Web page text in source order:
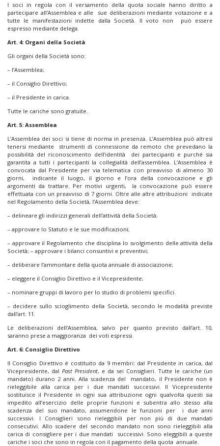
I soci in regola con il versamento della quota sociale hanno diritto a
partecipare all’Assemblea e alle sue deliberazioni mediante votazione e a
tutte le manifestazioni indette dalla Società. Il voto non può essere
espresso mediante delega.
Art. 4: Organi della Società
Gli organi della Società sono:
– l’Assemblea;
– il Consiglio Direttivo;
– il Presidente in carica.
Tutte le cariche sono gratuite.
Art. 5: Assemblea
L’Assemblea dei soci si tiene di norma in presenza. L’Assemblea può altresì
tenersi mediante strumenti di connessione da remoto che prevedano la
possibilità del riconoscimento dell’identità dei partecipanti e purché sia
garantita a tutti i partecipanti la collegialità dell’assemblea. L’Assemblea è
convocata dal Presidente per via telematica con preavviso di almeno 30
giorni, indicante il luogo, il giorno e l’ora della convocazione e gli
argomenti da trattare. Per motivi urgenti, la convocazione può essere
effettuata con un preavviso di 7 giorni. Oltre alle altre attribuzioni indicate
nel Regolamento della Società, l’Assemblea deve:
– delineare gli indirizzi generali dell’attività della Società;
– approvare lo Statuto e le sue modificazioni;
– approvare il Regolamento che disciplina lo svolgimento delle attività della
Società; – approvare i bilanci consuntivi e preventivi;
– deliberare l’ammontare della quota annuale di associazione;
– eleggere il Consiglio Direttivo e il Vicepresidente;
– nominare gruppi di lavoro per lo studio di problemi specifici.
– decidere sullo scioglimento della Società, secondo le modalità previste
dall’art. 11.
Le deliberazioni dell’Assemblea, salvo per quanto previsto dall’art. 10,
saranno prese a maggioranza dei voti espressi.
Art. 6: Consiglio Direttivo
Il Consiglio Direttivo è costituito da 9 membri: dal Presidente in carica, dal
Vicepresidente, dal Past President, e da sei Consiglieri. Tutte le cariche (un
mandato) durano 2 anni. Alla scadenza del mandato, il Presidente non è
rieleggibile alla carica per i due mandati successivi. Il Vicepresidente
sostituisce il Presidente in ogni sua attribuzione ogni qualvolta questi sia
impedito all’esercizio delle proprie funzioni e subentra allo stesso alla
scadenza del suo mandato, assumendone le funzioni per i due anni
successivi. I Consiglieri sono rieleggibili per non più di due mandati
consecutivi. Allo scadere del secondo mandato non sono rieleggibili alla
carica di consigliere per i due mandati successivi. Sono eleggibili a queste
cariche i soci che sono in regola con il pagamento della quota annuale.